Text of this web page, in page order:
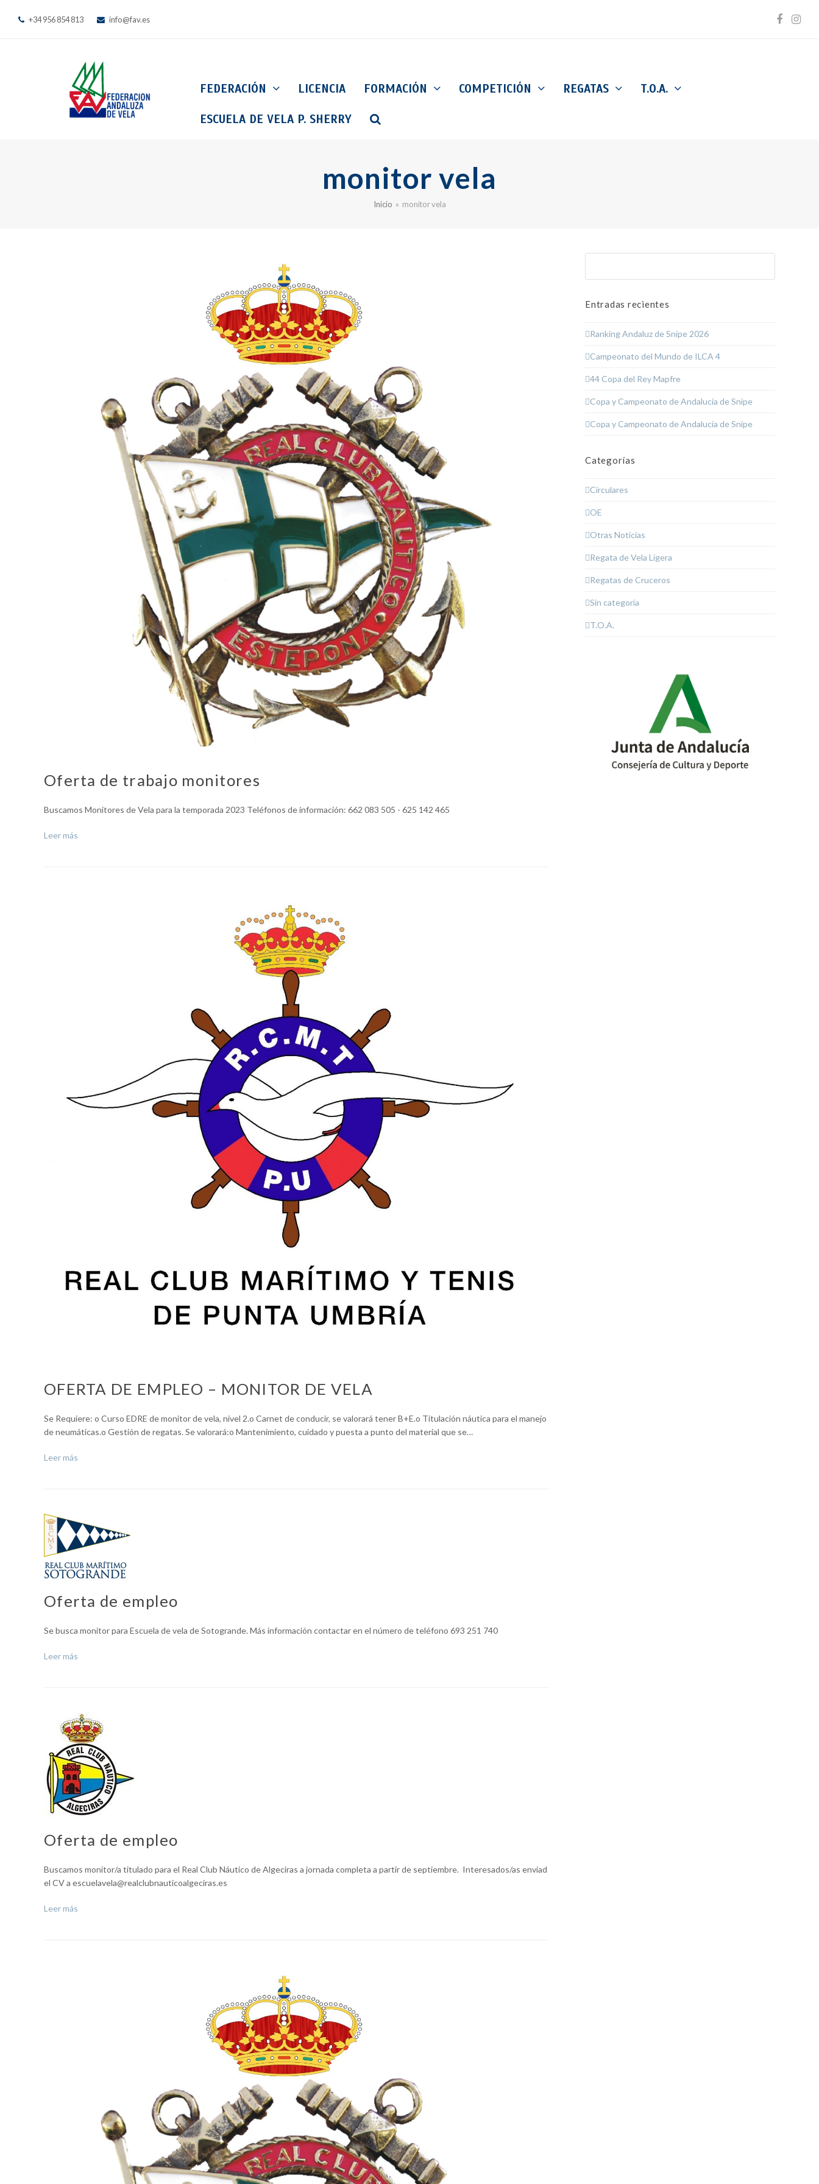
+34 956 854 813 info@fav.es
FEDERACIÓN LICENCIA FORMACIÓN COMPETICIÓN REGATAS T.O.A.
ESCUELA DE VELA P. SHERRY
monitor vela
Inicio » monitor vela
Oferta de trabajo monitores
Buscamos Monitores de Vela para la temporada 2023 Teléfonos de información: 662 083 505 - 625 142 465
Leer más
OFERTA DE EMPLEO – MONITOR DE VELA
Se Requiere: o Curso EDRE de monitor de vela, nivel 2.o Carnet de conducir, se valorará tener B+E.o Titulación náutica para el manejo
de neumáticas.o Gestión de regatas. Se valorará:o Mantenimiento, cuidado y puesta a punto del material que se…
Leer más
Oferta de empleo
Se busca monitor para Escuela de vela de Sotogrande. Más información contactar en el número de teléfono 693 251 740
Leer más
Oferta de empleo
Buscamos monitor/a titulado para el Real Club Náutico de Algeciras a jornada completa a partir de septiembre. Interesados/as enviad
el CV a escuelavela@realclubnauticoalgeciras.es
Leer más
Entradas recientes
Ranking Andaluz de Snipe 2026
Campeonato del Mundo de ILCA 4
44 Copa del Rey Mapfre
Copa y Campeonato de Andalucía de Snipe
Copa y Campeonato de Andalucía de Snipe
Categorías
Circulares
OE
Otras Noticias
Regata de Vela Ligera
Regatas de Cruceros
Sin categoría
T.O.A.